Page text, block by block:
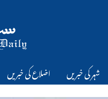
شہر کی خبریں اضلاع کی خبریں